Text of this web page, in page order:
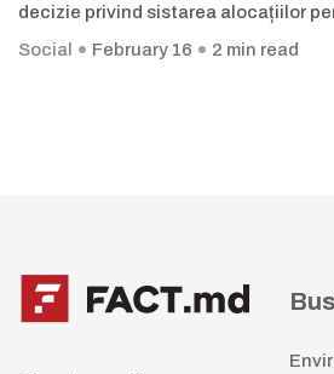
decizie privind sistarea alocațiilor
Social
February 16 2 min read